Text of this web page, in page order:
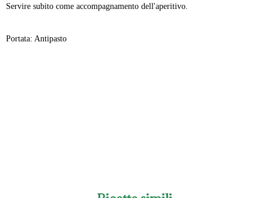
Servire subito come accompagnamento dell'aperitivo.
Portata: Antipasto